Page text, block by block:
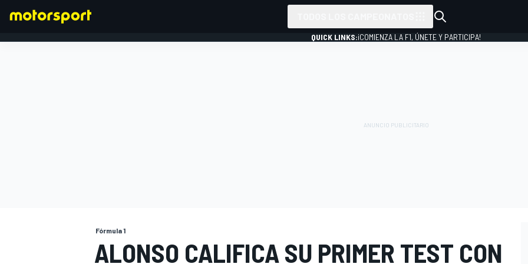
QUICK LINKS:¡COMIENZA LA F1, ÚNETE Y PARTICIPA!
Fórmula 1
ALONSO CALIFICA SU PRIMER TEST CON